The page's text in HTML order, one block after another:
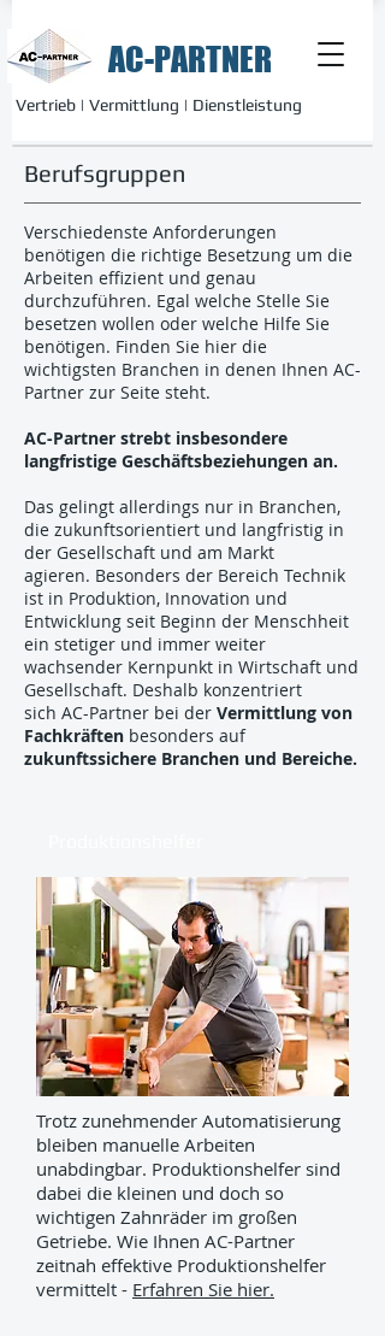
Vertrieb | Vermittlung | Dienstleistung
AC-PARTNER
Berufsgruppen
Verschiedenste Anforderungen
benötigen die richtige Besetzung um die
Arbeiten effizient und genau
durchzuführen. Egal welche Stelle Sie
besetzen wollen oder welche Hilfe Sie
benötigen. Finden Sie hier die
wichtigsten Branchen in denen Ihnen AC-
Partner zur Seite steht.
AC-Partner strebt insbesondere
langfristige Geschäftsbeziehungen an.
Das gelingt allerdings nur in Branchen,
die zukunftsorientiert und langfristig in
der Gesellschaft und am Markt
agieren. Besonders der Bereich Technik
ist in Produktion, Innovation und
Entwicklung seit Beginn der Menschheit
ein stetiger und immer weiter
wachsender Kernpunkt in Wirtschaft und
Gesellschaft. Deshalb konzentriert
sich AC-Partner bei der Vermittlung von
Fachkräften besonders auf
zukunftssichere Branchen und Bereiche.
Trotz zunehmender Automatisierung
bleiben manuelle Arbeiten
unabdingbar. Produktionshelfer sind
dabei die kleinen und doch so
wichtigen Zahnräder im großen
Getriebe. Wie Ihnen AC-Partner
zeitnah effektive Produktionshelfer
vermittelt - Erfahren Sie hier.